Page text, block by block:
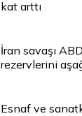
kat arttı
İran savaşı
rezervlerini
Esnaf ve